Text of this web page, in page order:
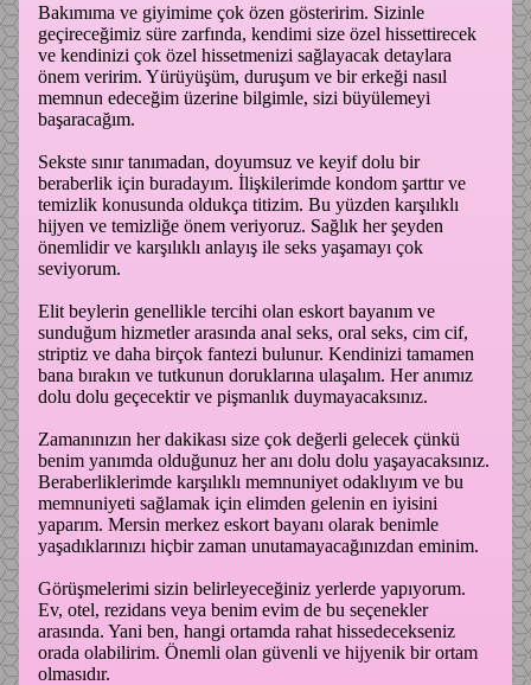
Bakımıma ve giyimime çok özen gösteririm. Sizinle
geçireceğimiz süre zarfında, kendimi size özel hissettirecek
ve kendinizi çok özel hissetmenizi sağlayacak detaylara
önem veririm. Yürüyüşüm, duruşum ve bir erkeği nasıl
memnun edeceğim üzerine bilgimle, sizi büyülemeyi
başaracağım.
Sekste sınır tanımadan, doyumsuz ve keyif dolu bir
beraberlik için buradayım. İlişkilerimde kondom şarttır ve
temizlik konusunda oldukça titizim. Bu yüzden karşılıklı
hijyen ve temizliğe önem veriyoruz. Sağlık her şeyden
önemlidir ve karşılıklı anlayış ile seks yaşamayı çok
seviyorum.
Elit beylerin genellikle tercihi olan eskort bayanım ve
sunduğum hizmetler arasında anal seks, oral seks, cim cif,
striptiz ve daha birçok fantezi bulunur. Kendinizi tamamen
bana bırakın ve tutkunun doruklarına ulaşalım. Her anımız
dolu dolu geçecektir ve pişmanlık duymayacaksınız.
Zamanınızın her dakikası size çok değerli gelecek çünkü
benim yanımda olduğunuz her anı dolu dolu yaşayacaksınız.
Beraberliklerimde karşılıklı memnuniyet odaklıyım ve bu
memnuniyeti sağlamak için elimden gelenin en iyisini
yaparım. Mersin merkez eskort bayanı olarak benimle
yaşadıklarınızı hiçbir zaman unutamayacağınızdan eminim.
Görüşmelerimi sizin belirleyeceğiniz yerlerde yapıyorum.
Ev, otel, rezidans veya benim evim de bu seçenekler
arasında. Yani ben, hangi ortamda rahat hissedecekseniz
orada olabilirim. Önemli olan güvenli ve hijyenik bir ortam
olmasıdır.